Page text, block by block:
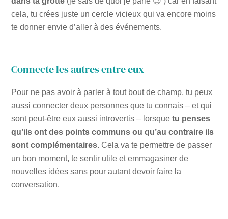
cela, tu crées juste un cercle vicieux qui va encore moins
te donner envie d’aller à des événements.
Connecte les autres entre eux
Pour ne pas avoir à parler à tout bout de champ, tu peux
aussi connecter deux personnes que tu connais – et qui
sont peut-être eux aussi introvertis – lorsque tu penses
qu’ils ont des points communs ou qu’au contraire ils
sont complémentaires. Cela va te permettre de passer
un bon moment, te sentir utile et emmagasiner de
nouvelles idées sans pour autant devoir faire la
conversation.